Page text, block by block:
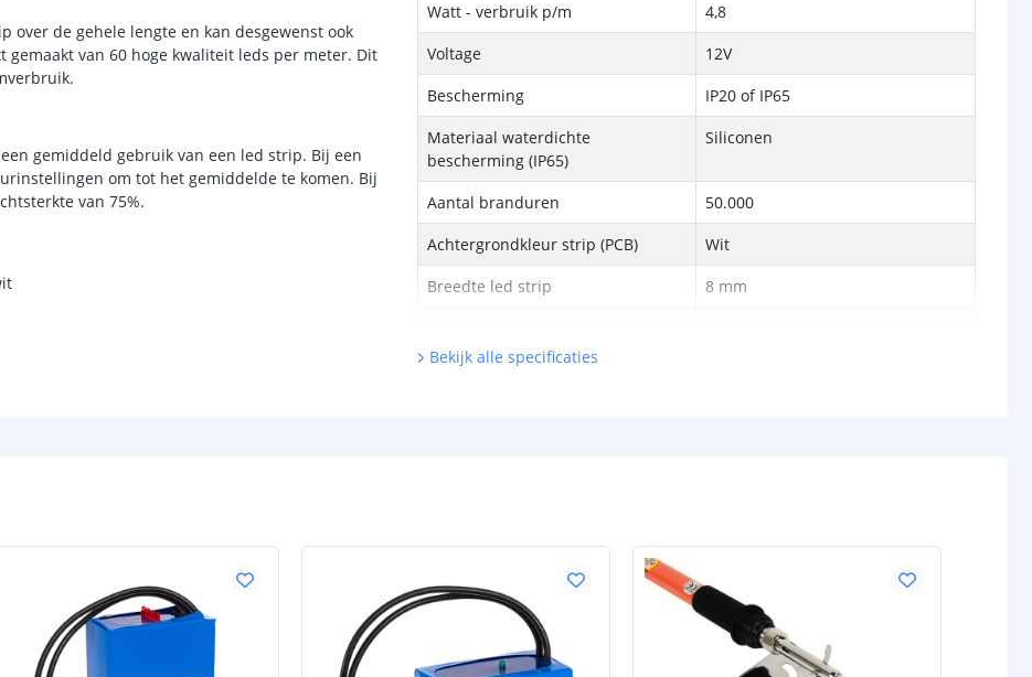
over de gehele lengte en kan desgewenst ook
van 60 hoge kwaliteit leds per meter. Dit
gemiddeld gebruik van een led strip. Bij een
om tot het gemiddelde te komen. Bij
van 75%.
Watt - verbruik p/m
4,8
Voltage
12V
Bescherming
IP20 of IP65
Materiaal waterdichte
bescherming (IP65)
Siliconen
Aantal branduren
50.000
Achtergrondkleur strip (PCB)
Wit
Breedte led strip
8 mm
Type batterij
118 mm
Breedte batterij
71 mm
Dikte batterij
40 mm
Bekijk alle specificaties